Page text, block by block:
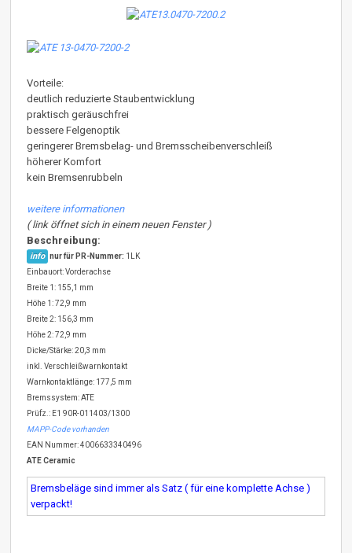
Vorteile:
deutlich reduzierte Staubentwicklung
praktisch geräuschfrei
bessere Felgenoptik
geringerer Bremsbelag- und Bremsscheibenverschleiß
höherer Komfort
kein Bremsenrubbeln
weitere informationen
( link öffnet sich in einem neuen Fenster )
Beschreibung:
info nur für PR-Nummer: 1LK
Einbauort: Vorderachse
Breite 1: 155,1 mm
Höhe 1: 72,9 mm
Breite 2: 156,3 mm
Höhe 2: 72,9 mm
Dicke/Stärke: 20,3 mm
inkl. Verschleißwarnkontakt
Warnkontaktlänge: 177,5 mm
Bremssystem: ATE
Prüfz.: E1 90R-011403/1300
MAPP-Code vorhanden
EAN Nummer: 4006633340496
ATE Ceramic
Bremsbeläge sind immer als Satz ( für eine komplette Achse )
verpackt!